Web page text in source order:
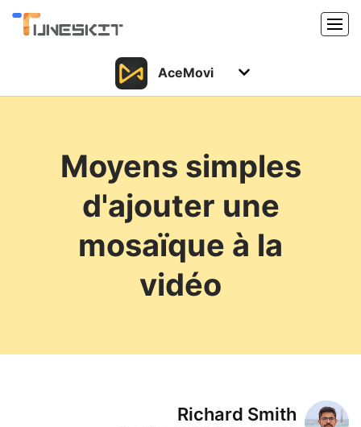
Produits
Support
Centre de téléchargement
AceMovi
Support
Ressources
Moyens simples
d'ajouter une
mosaïque à la
vidéo
Richard Smith